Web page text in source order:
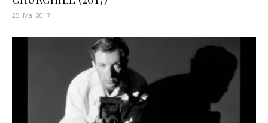
25. Mai 2017